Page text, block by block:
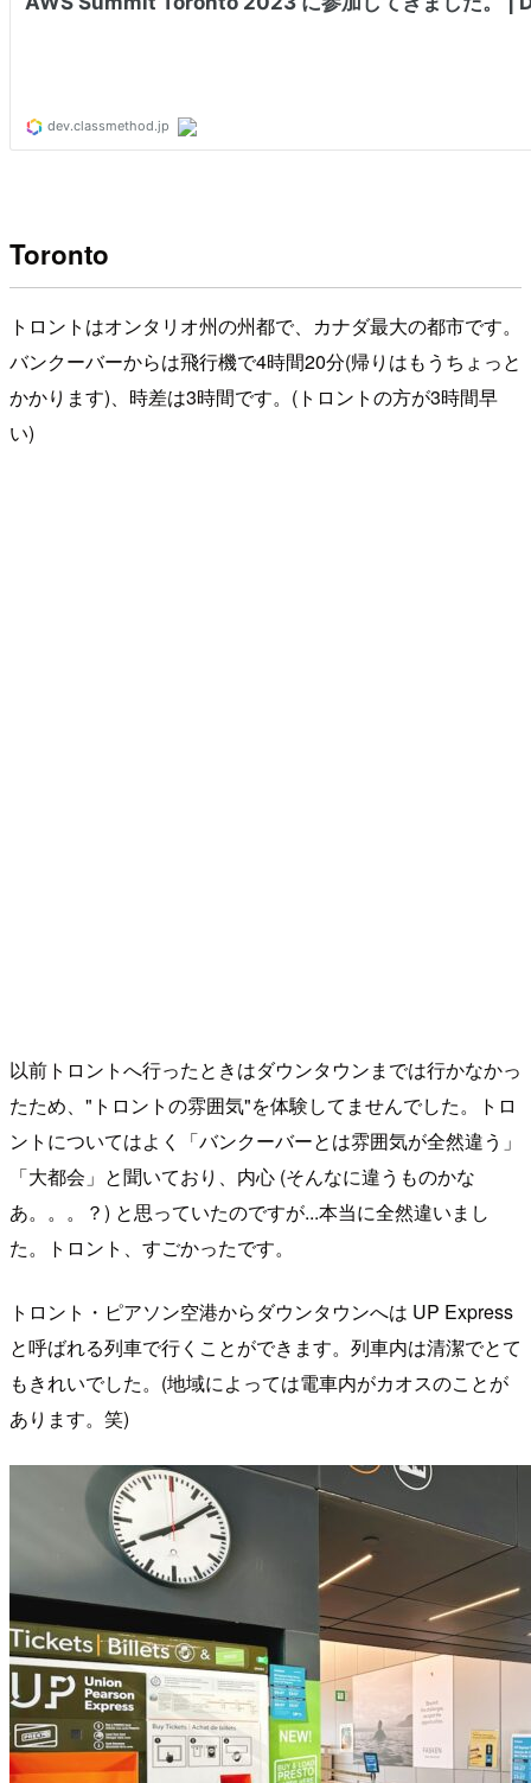
Toronto
トロントはオンタリオ州の州都で、カナダ最大の都市です。
バンクーバーからは飛行機で4時間20分(帰りはもうちょっと
かかります)、時差は3時間です。(トロントの方が3時間早
い)
以前トロントへ行ったときはダウンタウンまでは行かなかっ
たため、"トロントの雰囲気"を体験してませんでした。トロ
ントについてはよく「バンクーバーとは雰囲気が全然違う」
「大都会」と聞いており、内心 (そんなに違うものかな
あ。。。？) と思っていたのですが...本当に全然違いまし
た。トロント、すごかったです。
トロント・ピアソン空港からダウンタウンへは UP Express
と呼ばれる列車で行くことができます。列車内は清潔でとて
もきれいでした。(地域によっては電車内がカオスのことが
あります。笑)